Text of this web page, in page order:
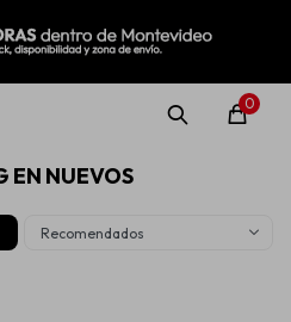
0
EN NUEVOS
Recomendados
MI CUENTA
Rolling Repuestos